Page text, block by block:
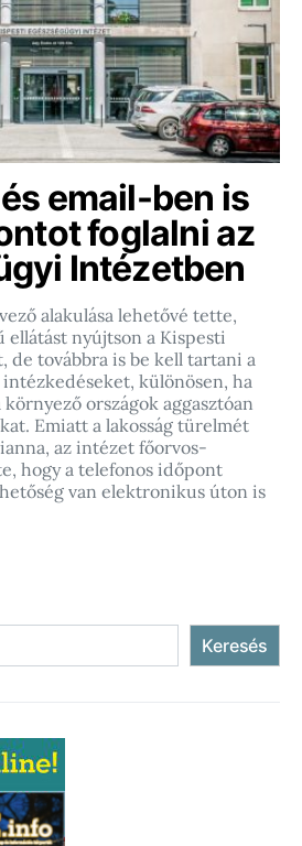
email-ben is
foglalni az
Intézetben
alakulása lehetővé tette,
ellátást nyújtson a Kispesti
de továbbra is be kell tartani a
különösen, ha
országok aggasztóan
Emiatt a lakosság türelmét
az intézet főorvos-
hogy a telefonos időpont
van elektronikus úton is
Keresés